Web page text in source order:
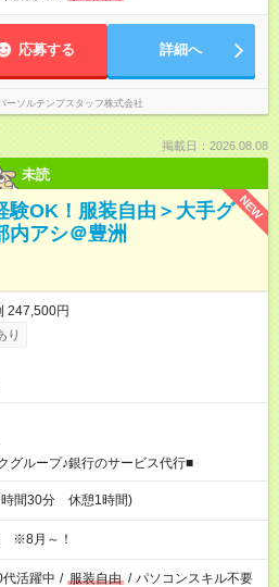
応募する 詳細へ
ーソルテンプスタッフ株式会社
掲載日：2026.08.08
未読
NEW
験OK！服装自由＞大手グ
内アシ＠豊洲
247,500円
り
グループ♪銀行のサービス代行■
間30分 休憩1時間)
※8月～！
活躍中 / 服装自由 / パソコンスキル不要